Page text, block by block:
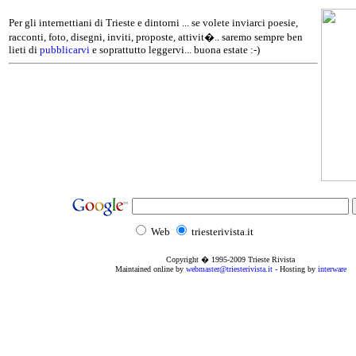
Per gli internettiani di Trieste e dintorni ... se volete inviarci poesie,
racconti, foto, disegni, inviti, proposte, attivit�.. saremo sempre ben
lieti di pubblicarvi e soprattutto leggervi... buona estate :-)
Web triesterivista.it
Copyright � 1995-2009 Trieste Rivista
Maintained online by webmaster@triesterivista.it- Hosting by interware